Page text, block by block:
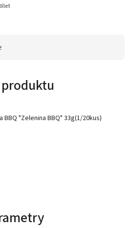
BBQ "Zelenina BBQ" 33g(1/20kus)